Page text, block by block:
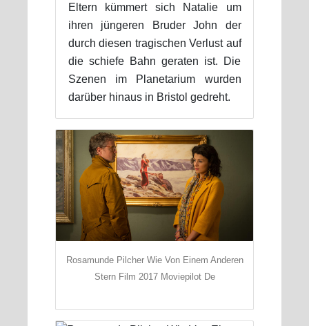
Eltern kümmert sich Natalie um
ihren jüngeren Bruder John der
durch diesen tragischen Verlust auf
die schiefe Bahn geraten ist. Die
Szenen im Planetarium wurden
darüber hinaus in Bristol gedreht.
Rosamunde Pilcher Wie Von Einem Anderen
Stern Film 2017 Moviepilot De